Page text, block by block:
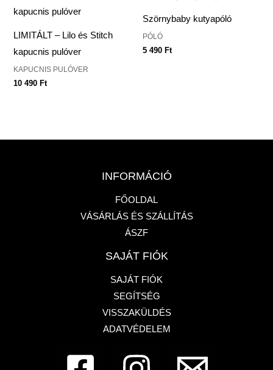
LIMITÁLT – Lilo és Stitch
kapucnis pulóver
KAPUCNIS PULÓVER
10 490 Ft
Szörnybaby kutyapóló
PÓLÓ
5 490 Ft
INFORMÁCIÓ
FŐOLDAL
VÁSÁRLÁS ÉS SZÁLLÍTÁS
ÁSZF
SAJÁT FIÓK
SAJÁT FIÓK
SEGÍTSÉG
VISSZAKÜLDÉS
ADATVÉDELEM